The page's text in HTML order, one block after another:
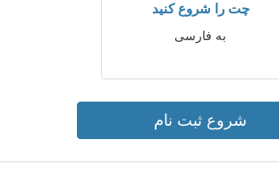
چت را شروع کنید
به فارسی
شروع ثبت نام